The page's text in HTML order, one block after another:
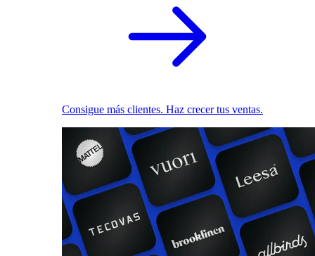
Consigue más clientes. Haz crecer tus ventas.